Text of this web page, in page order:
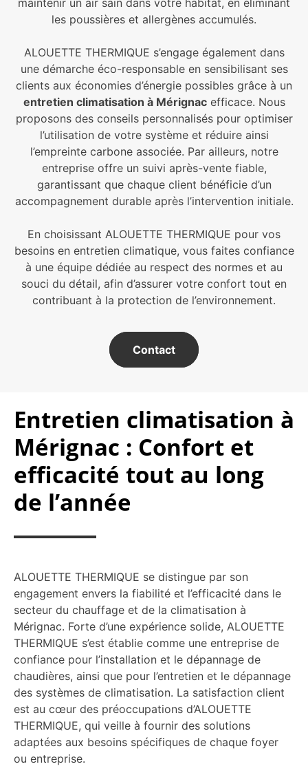
maintenir un air sain dans votre habitat, en éliminant
les poussières et allergènes accumulés.
ALOUETTE THERMIQUE s’engage également dans
une démarche éco-responsable en sensibilisant ses
clients aux économies d’énergie possibles grâce à un
entretien climatisation à Mérignacefficace. Nous
proposons des conseils personnalisés pour optimiser
l’utilisation de votre système et réduire ainsi
l’empreinte carbone associée. Par ailleurs, notre
entreprise offre un suivi après-vente fiable,
garantissant que chaque client bénéficie d’un
accompagnement durable après l’intervention initiale.
En choisissant ALOUETTE THERMIQUE pour vos
besoins en entretien climatique, vous faites confiance
à une équipe dédiée au respect des normes et au
souci du détail, afin d’assurer votre confort tout en
contribuant à la protection de l’environnement.
Contact
Entretien climatisation à
Mérignac : Confort et
efficacité tout au long
de l’année
ALOUETTE THERMIQUE se distingue par son
engagement envers la fiabilité et l’efficacité dans le
secteur du chauffage et de la climatisation à
Mérignac. Forte d’une expérience solide, ALOUETTE
THERMIQUE s’est établie comme une entreprise de
confiance pour l’installation et le dépannage de
chaudières, ainsi que pour l’entretien et le dépannage
des systèmes de climatisation. La satisfaction client
est au cœur des préoccupations d’ALOUETTE
THERMIQUE, qui veille à fournir des solutions
adaptées aux besoins spécifiques de chaque foyer
ou entreprise.